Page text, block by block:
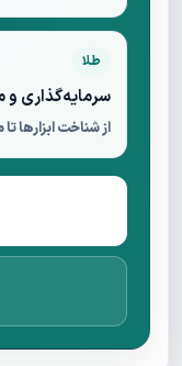
طلا
سرمایه‌گذاری و
از شناخت ابزارها